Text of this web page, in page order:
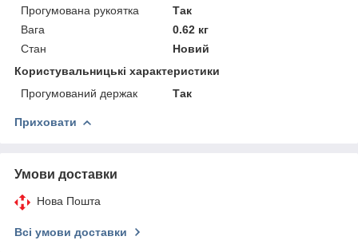
Прогумована рукоятка
Так
Вага
0.62 кг
Стан
Новий
Користувальницькі характеристики
Прогумований держак
Так
Приховати
Умови доставки
Нова Пошта
Всі умови доставки